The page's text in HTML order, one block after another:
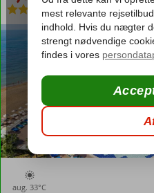
Ultra All Inclusive-
aug. 33°C